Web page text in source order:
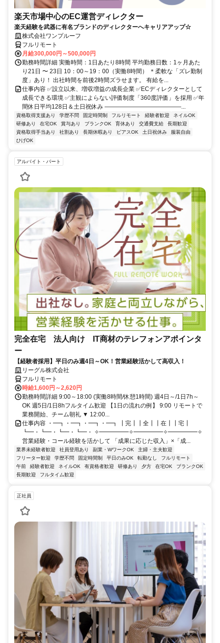
楽天市場中心のEC運営ディレクター
楽天経験を武器に有名ブランドのディレクターへキャリアアップ☆
株式会社ワンプルーフ
フルリモート
月給300,000円～500,000円
勤務時間詳細 実働時間：1日あたり8時間 平均勤務日数：1ヶ月あた
り21日 〜 23日 10：00～19：00（実働8時間） ＊柔軟な「ズレ勤制
度」あり！ 出社時間を前後2時間ズラせます。 有給を...
仕事内容 ✅設立以来、増収増益の成長企業 ✅ECディレクターとして
成長できる環境 ✅主観によらない評価制度「360度評価」を採用 ✅年
間休日平均128日＆土日祝休み ―――――――――――――...
資格取得支援あり 学歴不問 固定時間制 フルリモート 経験者歓迎
ネイルOK
研修あり
在宅OK 賞与あり ブランクOK 育休あり 交通費支給
長期歓迎
資格取得手当あり
社割あり 長期休暇あり ピアスOK 土日祝休み
服装自由
ひげOK
アルバイト・パート
完全在宅 法人向け IT商材のテレフォンアポインタ
ー
【経験者採用】平日のみ週4日～OK！営業経験活かして高収入！
リーグル株式会社
フルリモート
時給1,600円～2,620円
勤務時間詳細 9:00～18:00 (実働8時間/休憩1時間) 週4日～/1日7h～
OK 週5日/1日8hフルタイム歓迎 【1日の流れの例】 9:00 リモートで
業務開始、チーム朝礼 ▼ 12:00...
仕事内容 ・━┓・━┓・━┓・━┓ ┃完┃┃全┃┃在┃┃宅┃
┗━・┗━・┗━・┗━・ ✧━━━━━✧━━━━━✧━━━━━✧
営業経験・コール経験を活かして 「成果に応じた収入」×「成...
業界未経験者歓迎 社員登用あり 副業・WワークOK
主婦・主夫歓迎
フリーター歓迎
学歴不問 固定時間制 平日のみOK 転勤なし
フルリモート
午前
経験者歓迎 ネイルOK 有資格者歓迎 研修あり 夕方 在宅OK
ブランクOK
長期歓迎
フルタイム歓迎
正社員